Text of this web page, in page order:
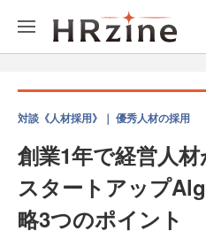
対談《人材採用》｜ 優秀人材の採用
創業1年で経営人
スタートアップ
略3つのポイント